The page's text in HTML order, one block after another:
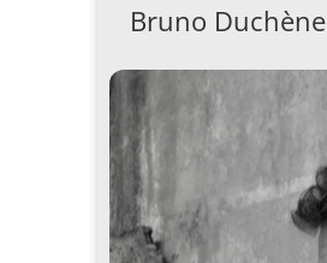
Bruno Duchène